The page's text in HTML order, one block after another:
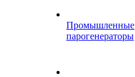
Промышленные
парогенераторы